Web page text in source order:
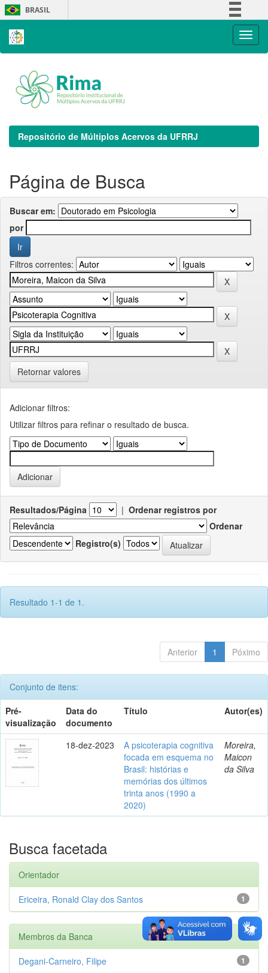
Skip
navigation
BRASIL
Repositório de Múltiplos Acervos da UFRRJ
Página de Busca
Buscar em:
por
Filtros correntes:
Retornar valores
Adicionar filtros:
Utilizar filtros para refinar o resultado de busca.
Resultados/Página | Ordenar registros por
Ordenar
Registro(s)
Resultado 1-1 de 1.
Anterior 1 Póximo
Conjunto de itens:
Pré-
visualização
Data do
documento
Título Autor(es)
18-dez-2023
A psicoterapia cognitiva
focada em esquema no
Brasil: histórias e
memórias dos últimos
trinta anos (1990 a
2020)
Moreira,
Maicon
da Silva
Busca facetada
Orientador
1
Ericeira, Ronald Clay dos Santos
Membros da Banca
1
Degani-Carneiro, Filipe